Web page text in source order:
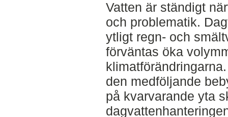
Vatten är ständigt
och problematik.
ytligt regn- och
förväntas öka
den medföljande
på kvarvarande yta